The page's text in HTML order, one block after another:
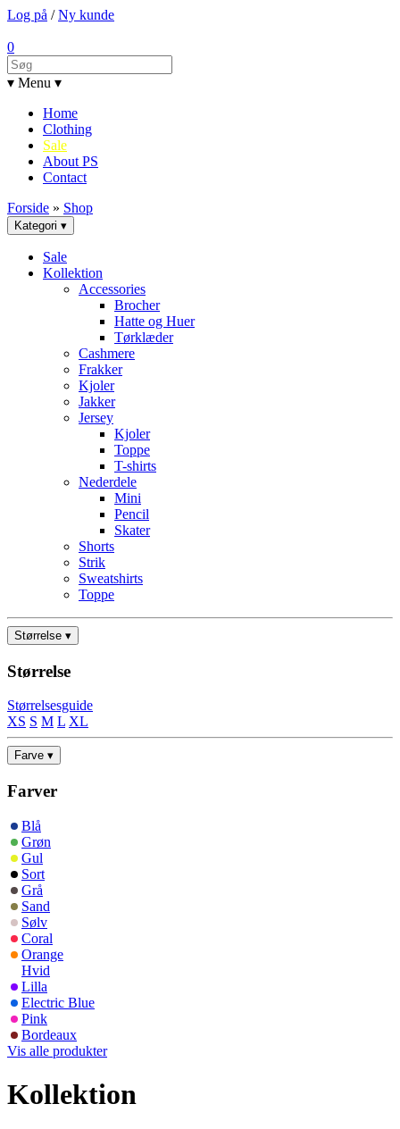
Log på /Ny kunde
0
▾ Menu ▾
Home
Clothing
Sale
About PS
Contact
Forside » Shop
Kategori ▾
Sale
Kollektion
Accessories
Brocher
Hatte og Huer
Tørklæder
Cashmere
Frakker
Kjoler
Jakker
Jersey
Kjoler
Toppe
T-shirts
Nederdele
Mini
Pencil
Skater
Shorts
Strik
Sweatshirts
Toppe
Størrelse ▾
Størrelse
Størrelsesguide
XS S M L XL
Farve ▾
Farver
Blå
Grøn
Gul
Sort
Grå
Sand
Sølv
Coral
Orange
Hvid
Lilla
Electric Blue
Pink
Bordeaux
Vis alle produkter
Kollektion